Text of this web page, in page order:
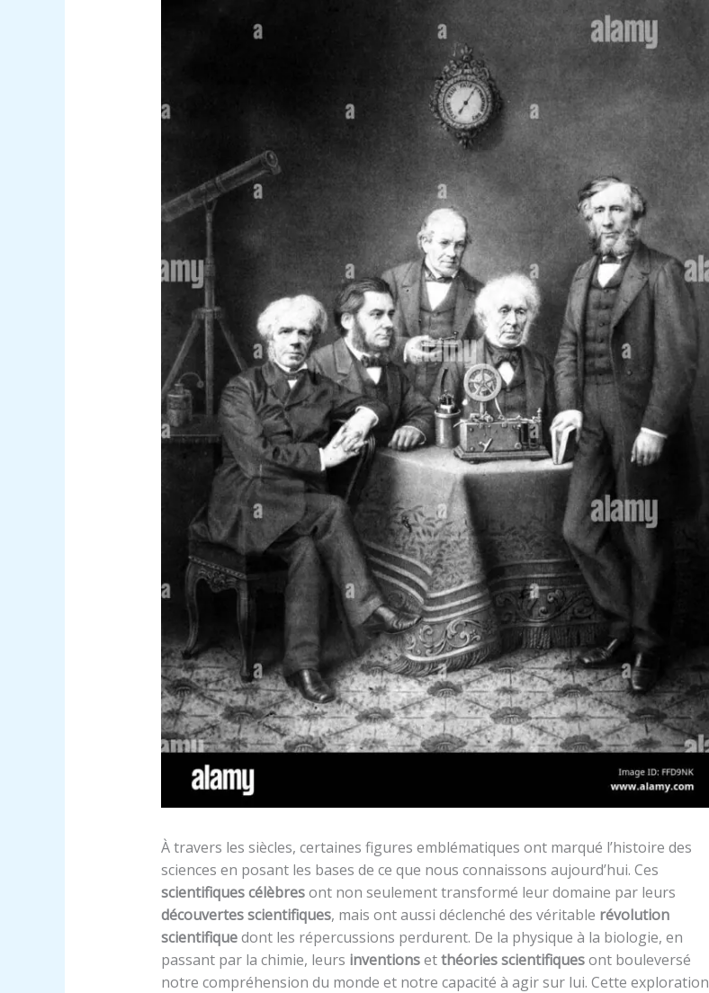
À travers les siècles, certaines figures emblématiques ont marqué l’histoire des
sciences en posant les bases de ce que nous connaissons aujourd’hui. Ces
scientifiques célèbresont non seulement transformé leur domaine par leurs
découvertes scientifiques, mais ont aussi déclenché des véritable révolution
scientifiquedont les répercussions perdurent. De la physique à la biologie, en
passant par la chimie, leurs inventionsetthéories scientifiquesont bouleversé
notre compréhension du monde et notre capacité à agir sur lui. Cette exploration